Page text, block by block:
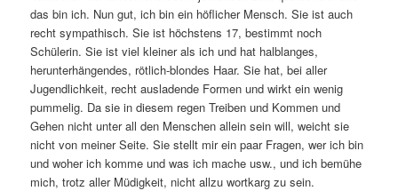
das bin ich. Nun gut, ich bin ein höflicher Mensch. Sie ist auch
recht sympathisch. Sie ist höchstens 17, bestimmt noch
Schülerin. Sie ist viel kleiner als ich und hat halblanges,
herunterhängendes, rötlich-blondes Haar. Sie hat, bei aller
Jugendlichkeit, recht ausladende Formen und wirkt ein wenig
pummelig. Da sie in diesem regen Treiben und Kommen und
Gehen nicht unter all den Menschen allein sein will, weicht sie
nicht von meiner Seite. Sie stellt mir ein paar Fragen, wer ich bin
und woher ich komme und was ich mache usw., und ich bemühe
mich, trotz aller Müdigkeit, nicht allzu wortkarg zu sein.